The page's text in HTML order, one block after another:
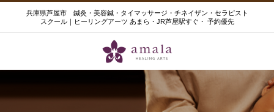
兵庫県芦屋市 鍼灸・美容鍼・タイマッサージ・チネイザン・セラピスト
スクール｜ヒーリングアーツ あまら・JR芦屋駅すぐ・ 予約優先